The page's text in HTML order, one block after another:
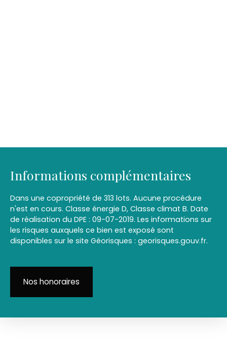
Informations complémentaires
Dans une copropriété de 313 lots. Aucune procédure
n'est en cours. Classe énergie D, Classe climat B. Date
de réalisation du DPE : 09-07-2019. Les informations sur
les risques auxquels ce bien est exposé sont
disponibles sur le site Géorisques : georisques.gouv.fr.
Nos honoraires